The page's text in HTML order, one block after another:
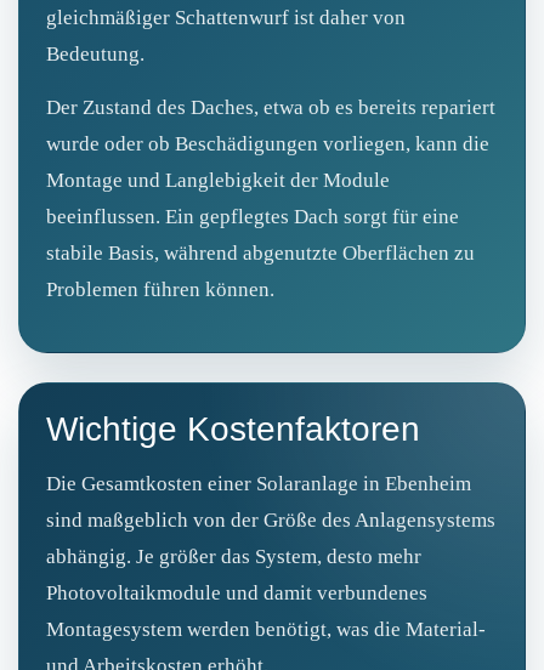
gleichmäßiger Schattenwurf ist daher von
Bedeutung.
Der Zustand des Daches, etwa ob es bereits repariert
wurde oder ob Beschädigungen vorliegen, kann die
Montage und Langlebigkeit der Module
beeinflussen. Ein gepflegtes Dach sorgt für eine
stabile Basis, während abgenutzte Oberflächen zu
Problemen führen können.
Wichtige Kostenfaktoren
Die Gesamtkosten einer Solaranlage in Ebenheim
sind maßgeblich von der Größe des Anlagensystems
abhängig. Je größer das System, desto mehr
Photovoltaikmodule und damit verbundenes
Montagesystem werden benötigt, was die Material-